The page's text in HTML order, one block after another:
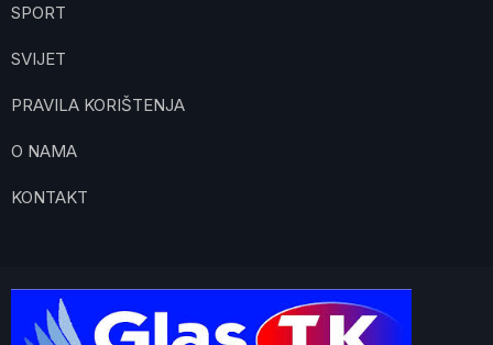
SPORT
SVIJET
PRAVILA KORIŠTENJA
O NAMA
KONTAKT